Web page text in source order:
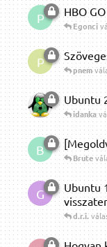
P HBO
Egonci
P
pnem
Ubuntu
idanka
B
Brute
G
Ubuntu
d.​r.​i.​